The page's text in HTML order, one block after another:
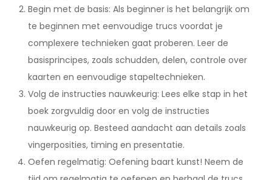
Begin met de basis: Als beginner is het belangrijk om
te beginnen met eenvoudige trucs voordat je
complexere technieken gaat proberen. Leer de
basisprincipes, zoals schudden, delen, controle over
kaarten en eenvoudige stapeltechnieken.
Volg de instructies nauwkeurig: Lees elke stap in het
boek zorgvuldig door en volg de instructies
nauwkeurig op. Besteed aandacht aan details zoals
vingerposities, timing en presentatie.
Oefen regelmatig: Oefening baart kunst! Neem de